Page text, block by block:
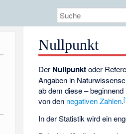
Nullpunkt
Der Nullpunktoder
Angaben in
ab dem diese –
von den negativen Zahlen.[
In der Statistik wird ein